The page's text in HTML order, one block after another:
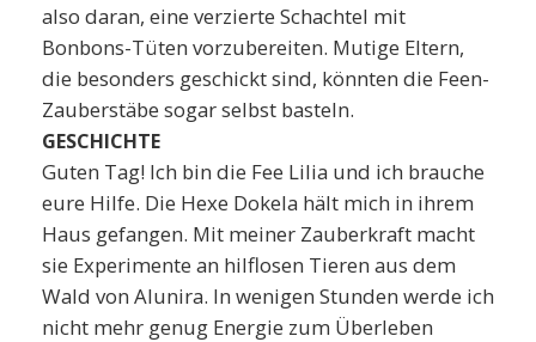
also daran, eine verzierte Schachtel mit
Bonbons-Tüten vorzubereiten. Mutige Eltern,
die besonders geschickt sind, könnten die Feen-
Zauberstäbe sogar selbst basteln.
GESCHICHTE
Guten Tag! Ich bin die Fee Lilia und ich brauche
eure Hilfe. Die Hexe Dokela hält mich in ihrem
Haus gefangen. Mit meiner Zauberkraft macht
sie Experimente an hilflosen Tieren aus dem
Wald von Alunira. In wenigen Stunden werde ich
nicht mehr genug Energie zum Überleben